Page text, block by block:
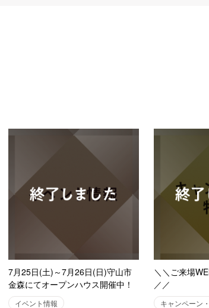
7月25日(土)～7月26日(日)守山市
金森にてオープンハウス開催中！
イベント情報
＼＼ご来場
／／
キャンペーン